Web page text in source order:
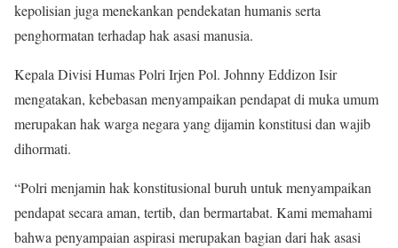
kepolisian juga menekankan pendekatan humanis serta
penghormatan terhadap hak asasi manusia.
Kepala Divisi Humas Polri Irjen Pol. Johnny Eddizon Isir
mengatakan, kebebasan menyampaikan pendapat di muka umum
merupakan hak warga negara yang dijamin konstitusi dan wajib
dihormati.
“Polri menjamin hak konstitusional buruh untuk menyampaikan
pendapat secara aman, tertib, dan bermartabat. Kami memahami
bahwa penyampaian aspirasi merupakan bagian dari hak asasi